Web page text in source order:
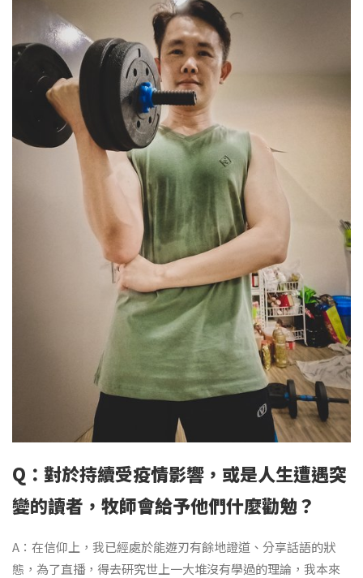
Q：對於持續受疫情影響，或是人生遭遇突
變的讀者，牧師會給予他們什麼勸勉？
A：在信仰上，我已經處於能遊刃有餘地證道、分享話語的狀
態，為了直播，得去研究世上一大堆沒有學過的理論，我本來